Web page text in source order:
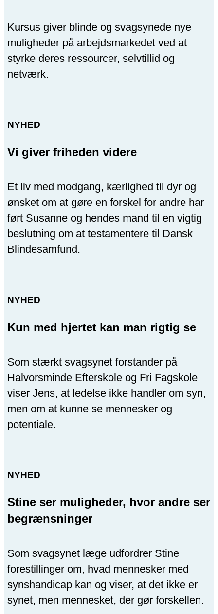
Kursus giver blinde og svagsynede nye
muligheder på arbejdsmarkedet ved at
styrke deres ressourcer, selvtillid og
netværk.
NYHED
Vi giver friheden videre
Et liv med modgang, kærlighed til dyr og
ønsket om at gøre en forskel for andre har
ført Susanne og hendes mand til en vigtig
beslutning om at testamentere til Dansk
Blindesamfund.
NYHED
Kun med hjertet kan man rigtig se
Som stærkt svagsynet forstander på
Halvorsminde Efterskole og Fri Fagskole
viser Jens, at ledelse ikke handler om syn,
men om at kunne se mennesker og
potentiale.
NYHED
Stine ser muligheder, hvor andre ser
begrænsninger
Som svagsynet læge udfordrer Stine
forestillinger om, hvad mennesker med
synshandicap kan og viser, at det ikke er
synet, men mennesket, der gør forskellen.